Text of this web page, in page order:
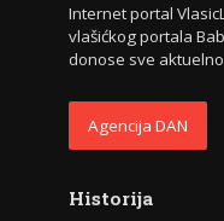
Internet portal
vlašićkog portala
donose sve
Agencija DAN
Historija